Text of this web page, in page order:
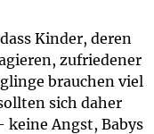
Kinder, deren
zufriedener
brauchen viel
sich daher
keine Angst, Babys